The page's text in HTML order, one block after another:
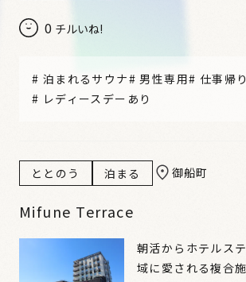
0 チルいね!
# 泊まれるサウナ#男性専用# 仕事帰
# レディースデーあり
ととのう 泊まる 御船町
Mifune Terrace
朝活からホテルス
域に愛される複合